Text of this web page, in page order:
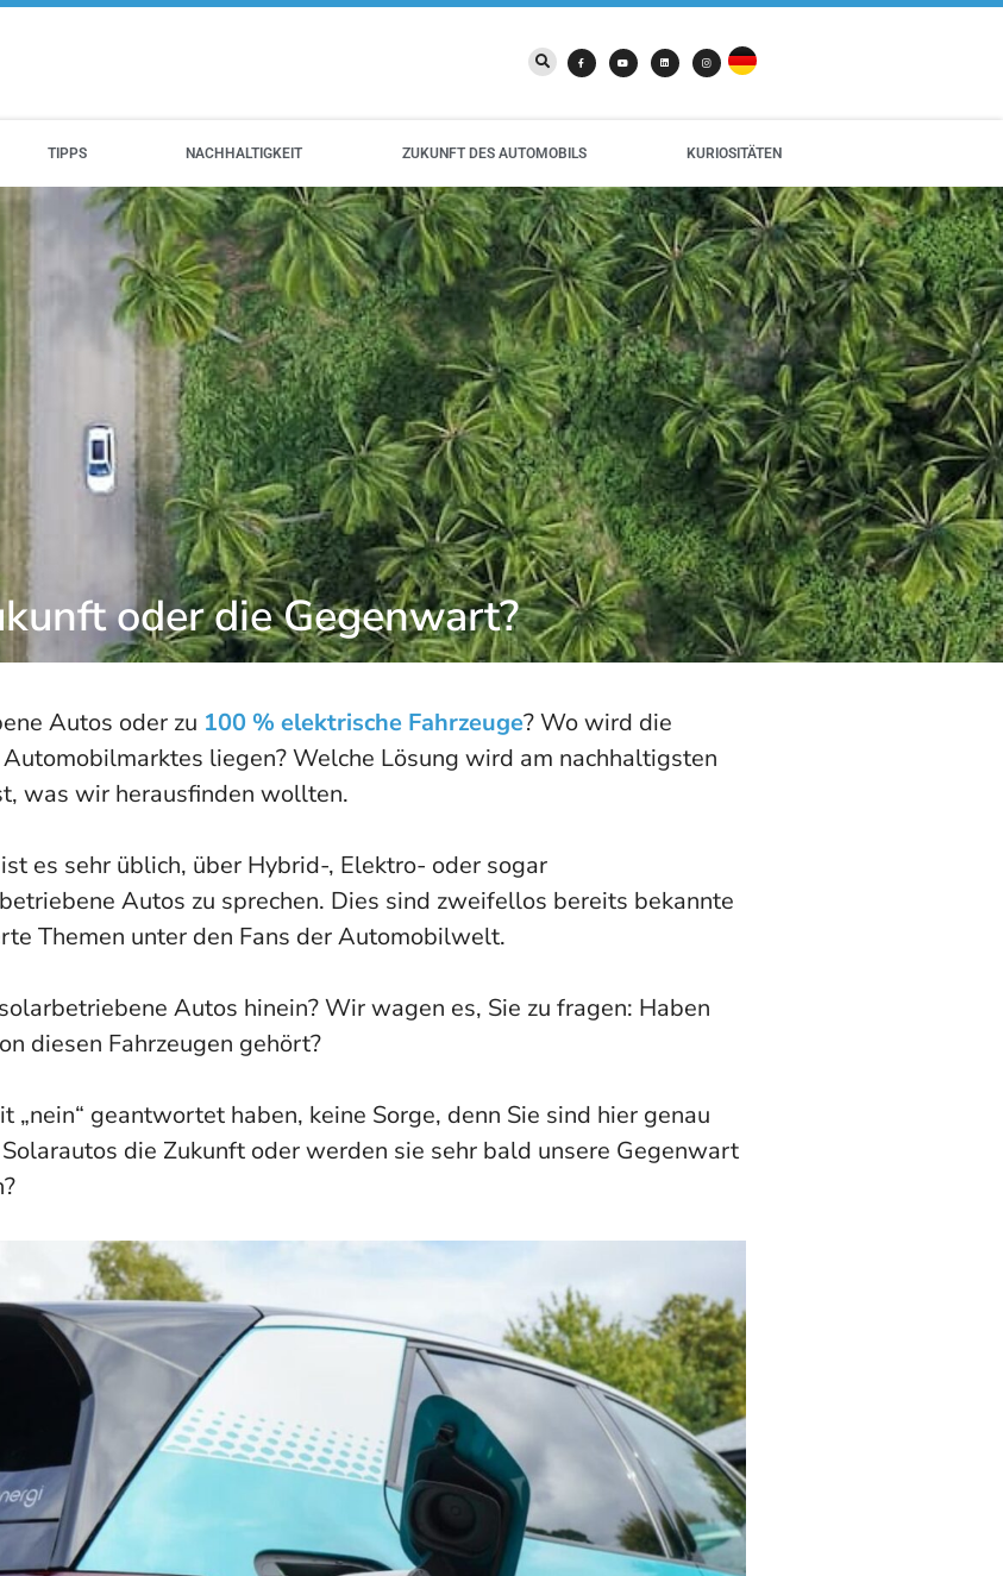
TIPPS NACHHALTIGKEIT ZUKUNFT DES AUTOMOBILS KURIOSITÄTEN
oder die Gegenwart?
Autos oder zu 100 % elektrische Fahrzeuge? Wo wird die
liegen? Welche Lösung wird am nachhaltigsten
was wir herausfinden wollten.
es sehr üblich, über Hybrid-, Elektro- oder sogar
Autos zu sprechen. Dies sind zweifellos bereits bekannte
Themen unter den Fans der Automobilwelt.
Autos hinein? Wir wagen es, Sie zu fragen: Haben
diesen Fahrzeugen gehört?
„nein“ geantwortet haben, keine Sorge, denn Sie sind hier genau
die Zukunft oder werden sie sehr bald unsere Gegenwart